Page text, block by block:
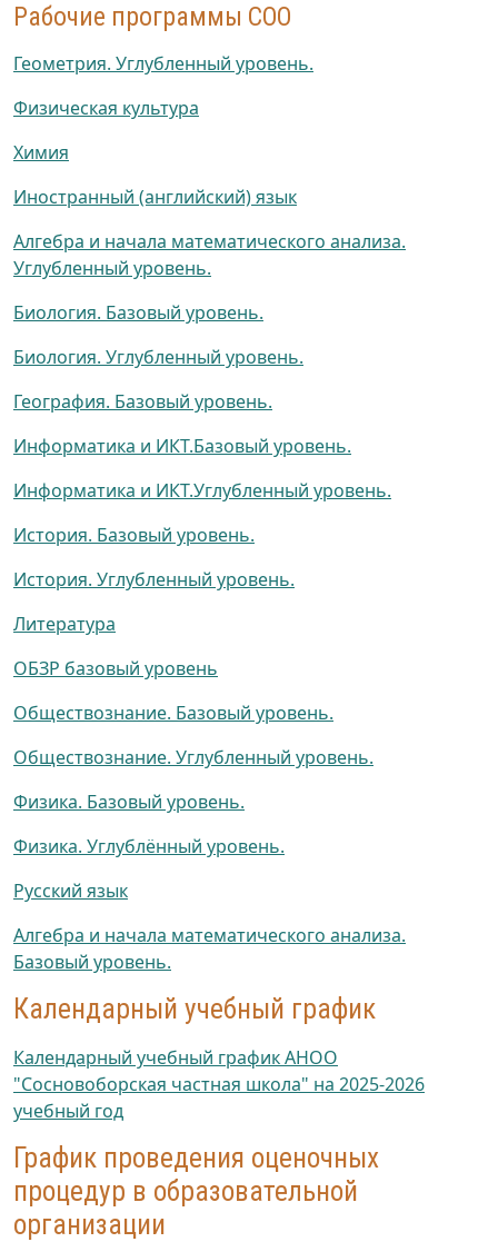
Рабочие программы СОО
Геометрия. Углубленный уровень.
Физическая культура
Химия
Иностранный (английский) язык
Алгебра и начала математического анализа.
Углубленный уровень.
Биология. Базовый уровень.
Биология. Углубленный уровень.
География. Базовый уровень.
Информатика и ИКТ.Базовый уровень.
Информатика и ИКТ.Углубленный уровень.
История. Базовый уровень.
История. Углубленный уровень.
Литература
ОБЗР базовый уровень
Обществознание. Базовый уровень.
Обществознание. Углубленный уровень.
Физика. Базовый уровень.
Физика. Углублённый уровень.
Русский язык
Алгебра и начала математического анализа.
Базовый уровень.
Календарный учебный график
Календарный учебный график АНОО
"Сосновоборская частная школа" на 2025-2026
учебный год
График проведения оценочных
процедур в образовательной
организации